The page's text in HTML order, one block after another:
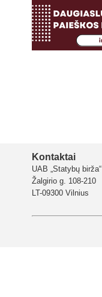
Kontaktai
UAB „Statybų birža“
Žalgirio g. 108-210
LT-09300 Vilnius